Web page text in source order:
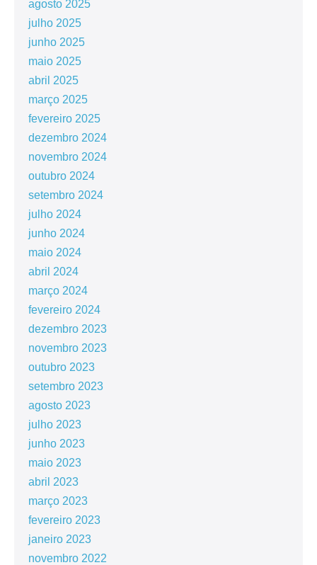
agosto 2025
julho 2025
junho 2025
maio 2025
abril 2025
março 2025
fevereiro 2025
dezembro 2024
novembro 2024
outubro 2024
setembro 2024
julho 2024
junho 2024
maio 2024
abril 2024
março 2024
fevereiro 2024
dezembro 2023
novembro 2023
outubro 2023
setembro 2023
agosto 2023
julho 2023
junho 2023
maio 2023
abril 2023
março 2023
fevereiro 2023
janeiro 2023
novembro 2022